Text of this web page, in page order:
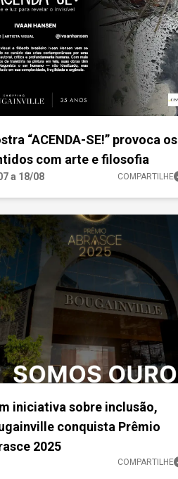
“ACENDA-SE!” provoca os
com arte e filosofia
a 18/08 COMPARTILHE
iniciativa sobre inclusão,
conquista Prêmio
2025
COMPARTILHE